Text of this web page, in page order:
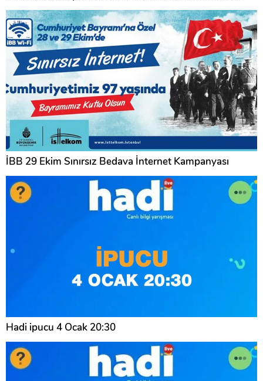
İBB 29 Ekim Sınırsız Bedava İnternet Kampanyası
Hadi ipucu 4 Ocak 20:30